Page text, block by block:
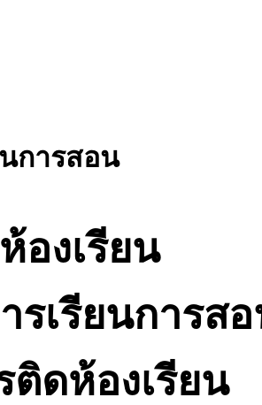
การสอน
องเรียน
รเรียนการส
ติดห้องเรียน